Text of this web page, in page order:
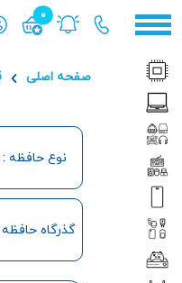
0
محصول افزوده شده به سبد
صفحه اصلی
نوع حافظه : GDDR6X
گذرگاه حافظه : 256